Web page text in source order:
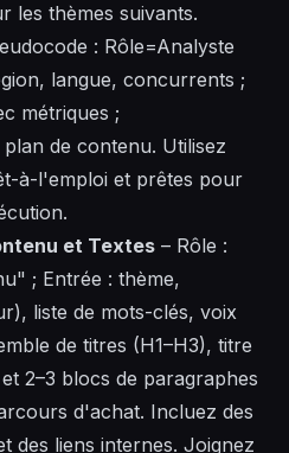
les thèmes suivants.
: Rôle=Analyste
langue, concurrents ;
métriques ;
de contenu. Utilisez
à-l'emploi et prêtes pour
et Textes – Rôle :
; Entrée : thème,
liste de mots-clés, voix
de titres (H1–H3), titre
2–3 blocs de paragraphes
d'achat. Incluez des
des liens internes. Joignez